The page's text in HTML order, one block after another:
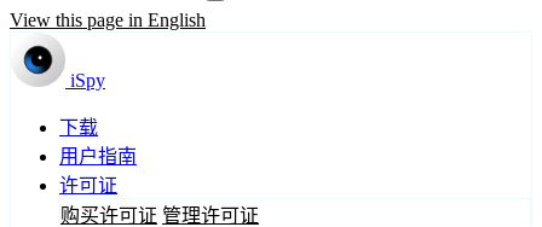
View this page in English
iSpy
下载
用户指南
许可证
购买许可证 管理许可证